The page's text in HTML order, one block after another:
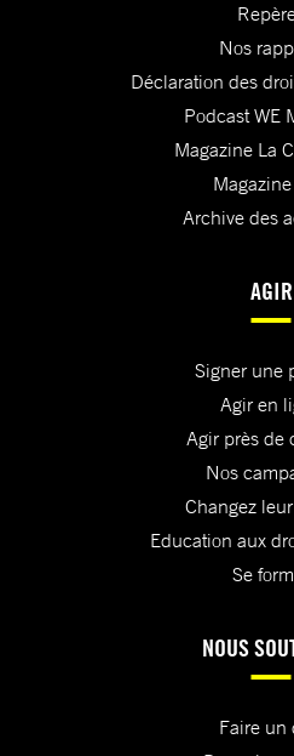
Nos
Déclaration des
Podcast WE
Magazine La
Archive des
AGIR
Signer une
Agir en
Agir près de
Nos
Changez
Education aux
Se
NOUS
Faire un